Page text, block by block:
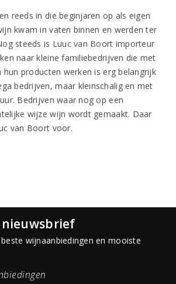
reeds in die beginjaren op als eigen
kwam in vaten binnen en werden ter
steeds is Luuc van Boort importeur
naar kleine familiebedrijven die met
hun producten werken is erg belangrijk
bedrijven, maar kleinschalig en met
Bedrijven waar nog op een
wijze wijn wordt gemaakt. Daar
van Boort voor.
wijnaanbiedingen en mooiste